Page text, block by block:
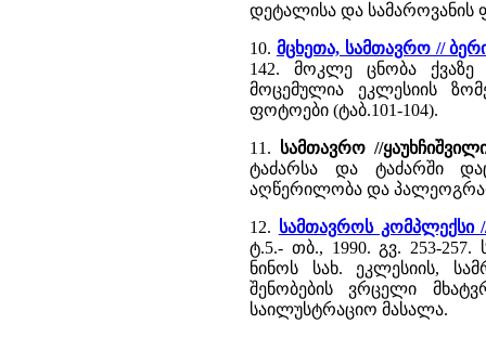
დეტალისა და სამაროვანის
10. მცხეთა, სამთავრო //
142. მოკლე ცნობა ქვაზე
მოცემულია ეკლესიის
ფოტოები (ტაბ.101-104).
11. სამთავრო //
ტაძარსა და ტაძარში
აღწერილობა და
12. სამთავროს
ტ.5.- თბ., 1990. გვ. 253-
ნინოს სახ. ეკლესიის,
შენობების ვრცელი
საილუსტრაციო მასალა.